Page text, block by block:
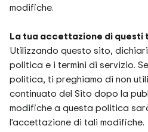
modifiche.
La tua accettazione di questi
Utilizzando questo sito,
politica e i termini di servizio.
politica, ti preghiamo di non
continuato del Sito dopo la
modifiche a questa politica
l'accettazione di tali modifiche.